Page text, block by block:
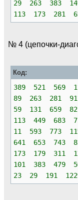
29 263 383
113 173 281
№ 4 (цепочки-
Код:
389 521 569
89 263 281
59 131 659
113 449 683
11 593 773
641 653 743
173 179 311
101 383 479
23 29 191